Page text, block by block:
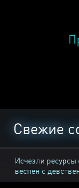
Свежие
Исчезли
веспен с